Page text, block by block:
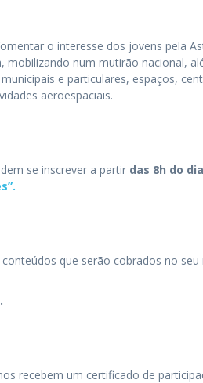
o interesse dos jovens pela
mobilizando num mutirão nacional,
e particulares, espaços,
aeroespaciais.
se inscrever a partir das 8h do
conteúdos que serão cobrados no seu
.
recebem um certificado de